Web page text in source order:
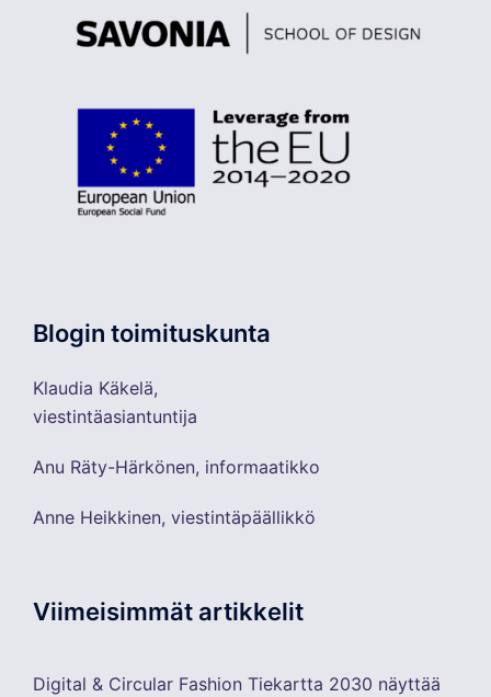
Blogin toimituskunta
Klaudia Käkelä,
viestintäasiantuntija
Anu Räty-Härkönen, informaatikko
Anne Heikkinen, viestintäpäällikkö
Viimeisimmät artikkelit
Digital & Circular Fashion Tiekartta 2030 näyttää